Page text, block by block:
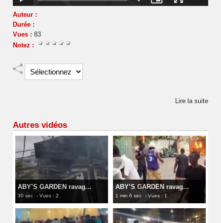
Auteur :
Durée :
Vues : 83
Notez :
Lire la suite
Autres vidéos
ABY’S GARDEN ravag...
30 sec - Vues : 2
ABY’S GARDEN ravag...
1 min 6 sec - Vues : 1